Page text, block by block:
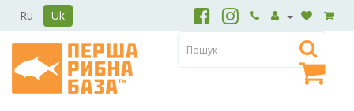
Ru Uk